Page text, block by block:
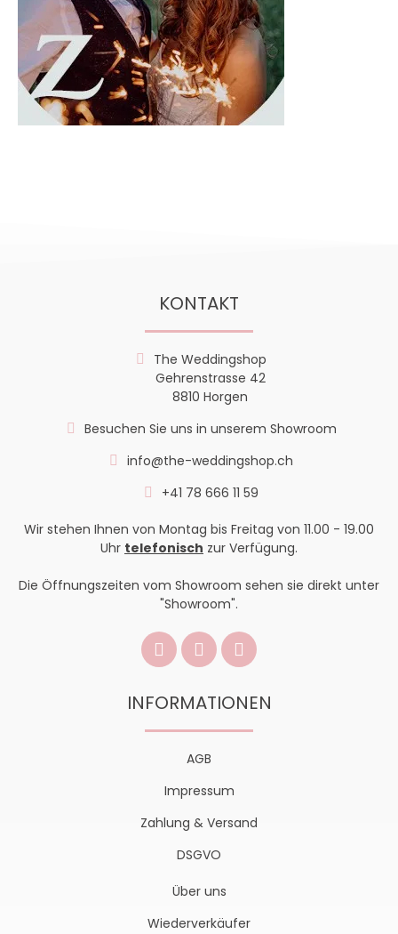
KONTAKT
The Weddingshop
Gehrenstrasse 42
8810 Horgen
Besuchen Sie uns in unserem Showroom
info@the-weddingshop.ch
+41 78 666 11 59
Wir stehen Ihnen von Montag bis Freitag von 11.00 - 19.00
Uhr telefonisch zur Verfügung.
Die Öffnungszeiten vom Showroom sehen sie direkt unter
"Showroom".
INFORMATIONEN
AGB
Impressum
Zahlung & Versand
DSGVO
Über uns
Wiederverkäufer